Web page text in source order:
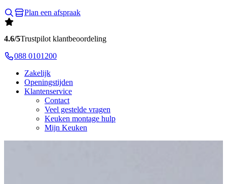
Plan een afspraak
4.6/5Trustpilot klantbeoordeling
088 0101200
Zakelijk
Openingstijden
Klantenservice
Contact
Veel gestelde vragen
Keuken montage hulp
Mijn Keuken